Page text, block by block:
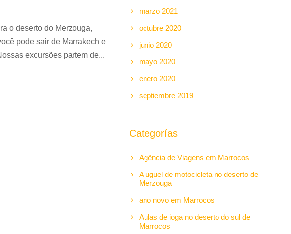
o deserto do Merzouga,
pode sair de Marrakech e
excursões partem de...
marzo 2021
octubre 2020
junio 2020
mayo 2020
enero 2020
septiembre 2019
Categorías
Agência de Viagens em Marrocos
Aluguel de motocicleta no deserto de
Merzouga
ano novo em Marrocos
Aulas de ioga no deserto do sul de
Marrocos